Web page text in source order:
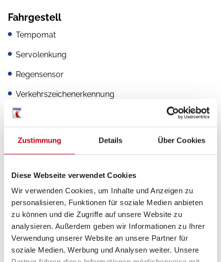
Zustimmung Details Über Cookies
Diese Webseite verwendet Cookies
Wir verwenden Cookies, um Inhalte und Anzeigen zu
personalisieren, Funktionen für soziale Medien anbieten
zu können und die Zugriffe auf unsere Website zu
analysieren. Außerdem geben wir Informationen zu Ihrer
Verwendung unserer Website an unsere Partner für
soziale Medien, Werbung und Analysen weiter. Unsere
Fahrgestell
Tempomat
Servolenkung
Regensensor
Verkehrszeichenerkennung
Spurhalteassistent
Multifunktionslenkrad
Zentralverriegelung
Lederlenkrad
Aufbau